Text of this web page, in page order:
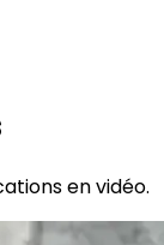
en vidéo.